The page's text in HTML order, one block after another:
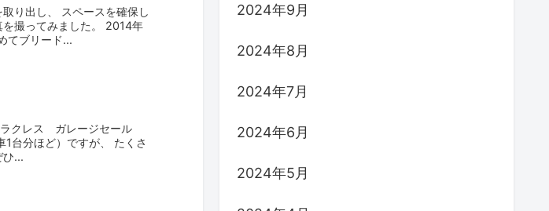
り出し、 スペースを確保し
撮ってみました。 2014年
てブリード...
クレス ガレージセール
1台分ほど）ですが、 たくさ
ひ...
2024年9月
2024年8月
2024年7月
2024年6月
2024年5月